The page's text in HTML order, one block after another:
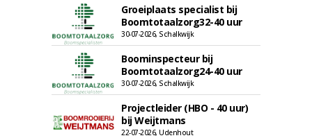
Groeiplaats specialist bij
Boomtotaalzorg32-40 uur
30-07-2026, Schalkwijk
Boominspecteur bij
Boomtotaalzorg24-40 uur
30-07-2026, Schalkwijk
Projectleider (HBO - 40 uur)
bij Weijtmans
22-07-2026, Udenhout